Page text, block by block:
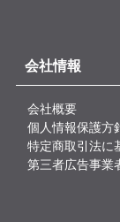
会社情報
会社概要
個人情報保護方
特定商取引法に
第三者広告事業